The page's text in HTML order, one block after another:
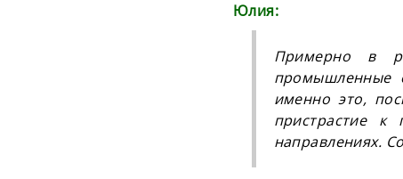
​Юлия:
Примерно в
промышленные
именно это,
пристрастие к
направлениях.